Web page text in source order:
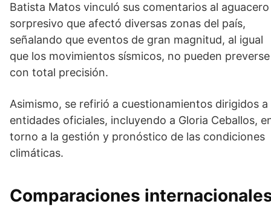
Batista Matos vinculó sus comentarios al aguacero
sorpresivo que afectó diversas zonas del país,
señalando que eventos de gran magnitud, al igual
que los movimientos sísmicos, no pueden preverse
con total precisión.
Asimismo, se refirió a cuestionamientos dirigidos a
entidades oficiales, incluyendo a Gloria Ceballos,
torno a la gestión y pronóstico de las condiciones
climáticas.
Comparaciones